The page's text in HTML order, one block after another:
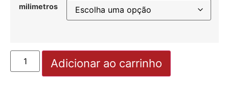
milimetros
Adicionar ao carrinho